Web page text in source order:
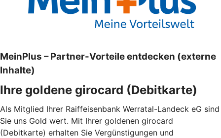
MeinPlus – Partner-Vorteile entdecken (externe
Inhalte)
Ihre goldene girocard (Debitkarte)
Als Mitglied Ihrer Raiffeisenbank Werratal-Landeck eG sind
Sie uns Gold wert. Mit Ihrer goldenen girocard
(Debitkarte) erhalten Sie Vergünstigungen und